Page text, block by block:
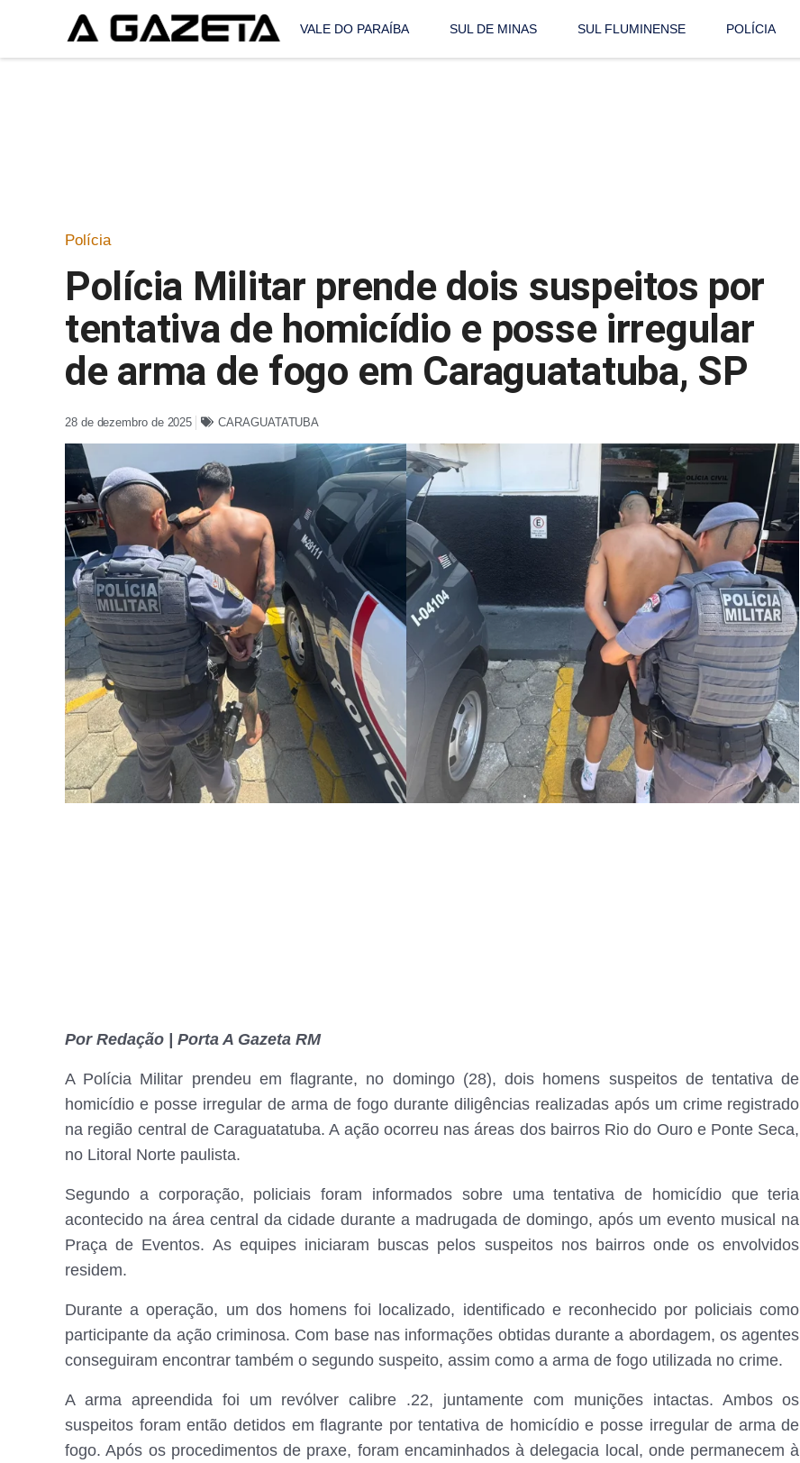
VALE DO PARAÍBA SUL DE MINAS SUL FLUMINENSE POLÍCIA
Polícia
Polícia Militar prende dois suspeitos por
tentativa de homicídio e posse irregular
de arma de fogo em Caraguatatuba, SP
28 de dezembro de 2025 CARAGUATATUBA
Por Redação | Porta A Gazeta RM
A Polícia Militar prendeu em flagrante, no domingo (28), dois homens suspeitos de tentativa de
homicídio e posse irregular de arma de fogo durante diligências realizadas após um crime registrado
na região central de Caraguatatuba. A ação ocorreu nas áreas dos bairros Rio do Ouro e Ponte Seca,
no Litoral Norte paulista.
Segundo a corporação, policiais foram informados sobre uma tentativa de homicídio que teria
acontecido na área central da cidade durante a madrugada de domingo, após um evento musical na
Praça de Eventos. As equipes iniciaram buscas pelos suspeitos nos bairros onde os envolvidos
residem.
Durante a operação, um dos homens foi localizado, identificado e reconhecido por policiais como
participante da ação criminosa. Com base nas informações obtidas durante a abordagem, os agentes
conseguiram encontrar também o segundo suspeito, assim como a arma de fogo utilizada no crime.
A arma apreendida foi um revólver calibre .22, juntamente com munições intactas. Ambos os
suspeitos foram então detidos em flagrante por tentativa de homicídio e posse irregular de arma de
fogo. Após os procedimentos de praxe, foram encaminhados à delegacia local, onde permanecem à